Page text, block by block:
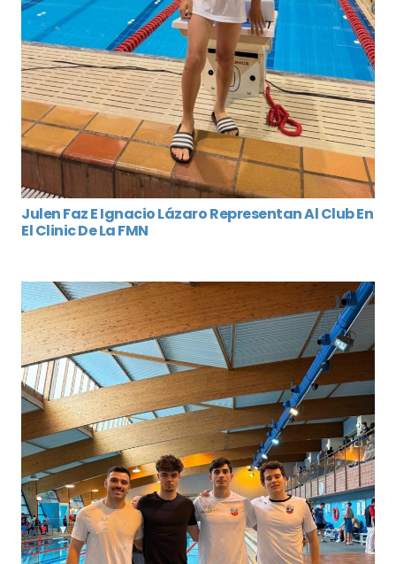
Julen Faz E Ignacio Lázaro Representan Al Club En
El Clinic De La FMN